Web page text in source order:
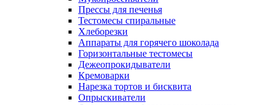
Прессы для печенья
Тестомесы спиральные
Хлеборезки
Аппараты для горячего шоколада
Горизонтальные тестомесы
Дежеопрокидыватели
Кремоварки
Нарезка тортов и бисквита
Опрыскиватели